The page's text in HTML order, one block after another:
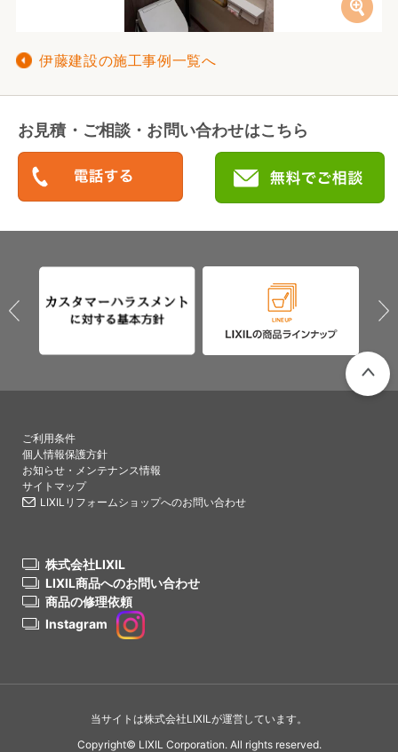
伊藤建設の施工事例一覧へ
お見積・ご相談・お問い合わせはこちら
ご利用条件
個人情報保護方針
お知らせ・メンテナンス情報
サイトマップ
LIXILリフォームショップへのお問い合わせ
株式会社LIXIL
LIXIL商品へのお問い合わせ
商品の修理依頼
Instagram
当サイトは株式会社LIXILが運営しています。
Copyright© LIXIL Corporation. All rights reserved.